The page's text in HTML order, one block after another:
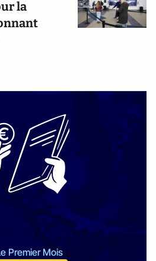
la
Premier Mois